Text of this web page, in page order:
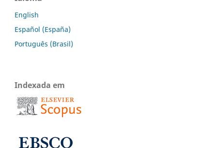
English
Español (España)
Português (Brasil)
Indexada em